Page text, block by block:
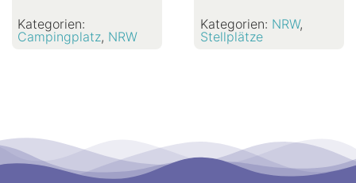
Kategorien:
Campingplatz, NRW
Kategorien: NRW,
Stellplätze